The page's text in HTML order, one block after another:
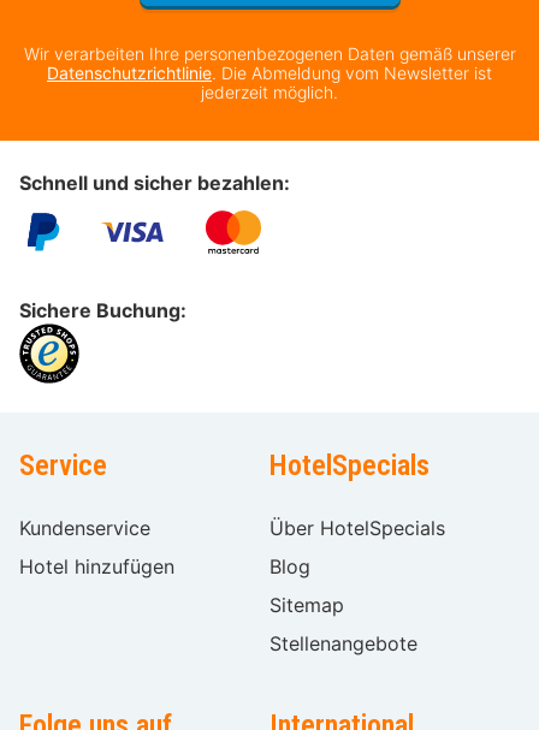
Wir verarbeiten Ihre personenbezogenen Daten gemäß unserer
Datenschutzrichtlinie. Die Abmeldung vom Newsletter ist
jederzeit möglich.
Schnell und sicher bezahlen:
Sichere Buchung:
Service
Kundenservice
Hotel hinzufügen
HotelSpecials
Über HotelSpecials
Blog
Sitemap
Stellenangebote